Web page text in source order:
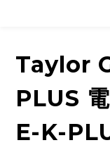
Taylor
PLUS
E-K-